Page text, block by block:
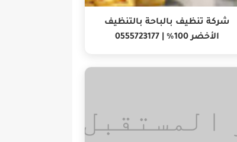
شركة تنظيف بالباحة بالتنظيف
الأخضر 100% | 0555723177